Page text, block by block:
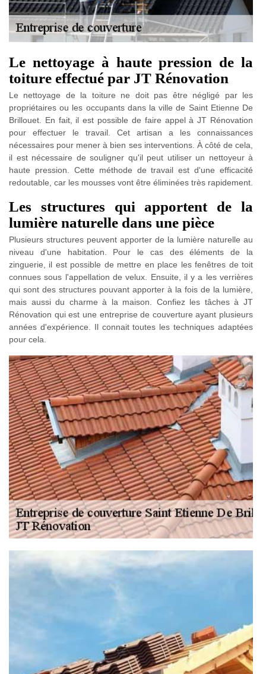
Le nettoyage à haute pression de la
toiture effectué par JT Rénovation
Le nettoyage de la toiture ne doit pas être négligé par les
propriétaires ou les occupants dans la ville de Saint Etienne De
Brillouet. En fait, il est possible de faire appel à JT Rénovation
pour effectuer le travail. Cet artisan a les connaissances
nécessaires pour mener à bien ses interventions. À côté de cela,
il est nécessaire de souligner qu'il peut utiliser un nettoyeur à
haute pression. Cette méthode de travail est d'une efficacité
redoutable, car les mousses vont être éliminées très rapidement.
Les structures qui apportent de la
lumière naturelle dans une pièce
Plusieurs structures peuvent apporter de la lumière naturelle au
niveau d'une habitation. Pour le cas des éléments de la
zinguerie, il est possible de mettre en place les fenêtres de toit
connues sous l'appellation de velux. Ensuite, il y a les verrières
qui sont des structures pouvant apporter à la fois de la lumière,
mais aussi du charme à la maison. Confiez les tâches à JT
Rénovation qui est une entreprise de couverture ayant plusieurs
années d'expérience. Il connait toutes les techniques adaptées
pour cela.